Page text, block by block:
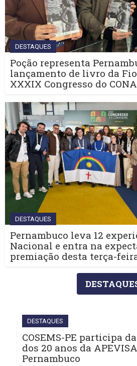
DESTAQUES
Poção representa
lançamento de livro da
XXXIX Congresso do
DESTAQUES
Pernambuco leva 12
Nacional e entra na
premiação desta terça-
DESTAQUES
COSEMS-PE participa
dos 20 anos da
Pernambuco